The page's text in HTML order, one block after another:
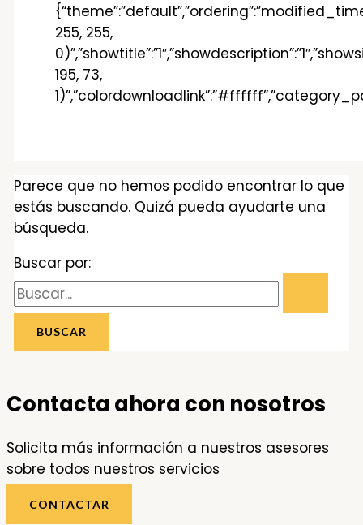
255, 255,
195, 73,
Parece que no hemos podido encontrar lo que
estás buscando. Quizá pueda ayudarte una
búsqueda.
Buscar por:
Contacta ahora con nosotros
Solicita más información a nuestros asesores
sobre todos nuestros servicios
CONTACTAR